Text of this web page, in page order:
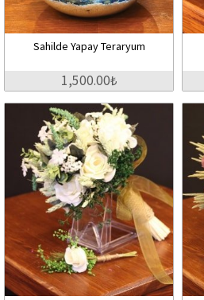
Sahilde Yapay Teraryum
1,500.00₺